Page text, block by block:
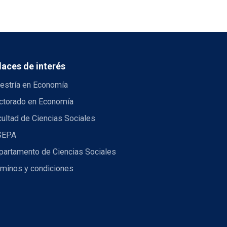
de interés
en Economía
en Economía
de Ciencias Sociales
de Ciencias Sociales
y condiciones